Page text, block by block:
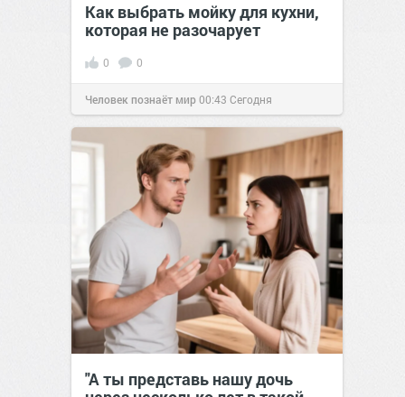
Как выбрать мойку для кухни,
которая не разочарует
0 0
Человек познаёт мир00:43 Сегодня
"А ты представь нашу дочь